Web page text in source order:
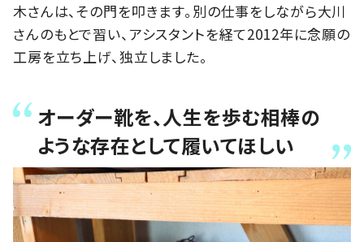
木さんは、その門を叩きます。別の仕事をしながら大川
さんのもとで習い、アシスタントを経て2012年に念願の
工房を立ち上げ、独立しました。
オーダー靴を、人生を歩む相棒の
ような存在として履いてほしい